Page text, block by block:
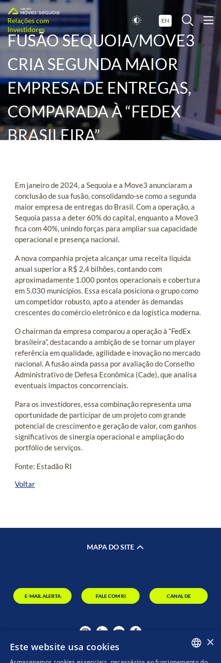
Relações com
Investidores
EN
FUSÃO SEQUOIA/MOVE3
CRIA SEGUNDA MAIOR
EMPRESA DE ENTREGAS,
COMPARADA À “FEDEX
BRASILEIRA”
Em janeiro de 2024, a Sequoia e a Move3 anunciaram a
conclusão de sua fusão, consolidando-se como a segunda
maior empresa de entregas do Brasil. Com a operação, a
Sequoia passa a deter 60% do capital, enquanto a Move3
fica com 40%, unindo forças para ampliar sua capacidade
operacional e presença nacional.
A nova companhia projeta alcançar uma receita líquida
anual superior a R$ 2,4 bilhões, contando com
aproximadamente 1.000 pontos operacionais e cobertura
em 5.030 municípios. Essa escala posiciona o grupo como
um competidor robusto, apto a atender às demandas
crescentes do comércio eletrônico e da logística moderna.
O chairman da empresa comparou a operação à “FedEx
brasileira”, destacando a ambição de se tornar um player
referência em qualidade, agilidade e inovação no mercado
nacional. A fusão ainda passa por avaliação do Conselho
Administrativo de Defesa Econômica (Cade), que analisa
eventuais impactos concorrenciais.
Para os investidores, essa combinação representa uma
oportunidade de participar de um projeto com grande
potencial de crescimento e geração de valor, com ganhos
significativos de sinergia operacional e ampliação do
portfólio de serviços.
Fonte: Estadão RI
Voltar
MAPA DO SITE
E-MAIL ALERTA FALE COM RI CANAL DE
×
Este website usa cookies